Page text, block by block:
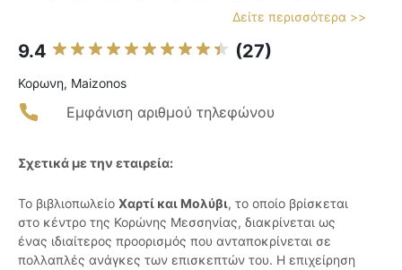
Δείτε περισσότερα >>
9.4 (27)
Κορωνη, Maizonos
Εμφάνιση αριθμού τηλεφώνου
Σχετικά με την εταιρεία:
Το βιβλιοπωλείο Χαρτί και Μολύβι, το οποίο βρίσκεται
στο κέντρο της Κορώνης Μεσσηνίας, διακρίνεται ως
ένας ιδιαίτερος προορισμός που ανταποκρίνεται σε
πολλαπλές ανάγκες των επισκεπτών του. Η επιχείρηση